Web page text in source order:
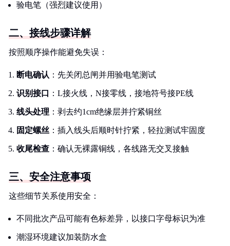
验电笔（强烈建议使用）
二、接线步骤详解
按照顺序操作能避免失误：
断电确认 ：先关闭总闸并用验电笔测试
识别接口 ：L接火线，N接零线，接地符号接PE线
线头处理 ：剥去约1cm绝缘层并拧紧铜丝
固定螺丝 ：插入线头后顺时针拧紧，轻拉测试牢固度
收尾检查 ：确认无裸露铜线，各线路无交叉接触
三、安全注意事项
这些细节关系使用安全：
不同批次产品可能有色标差异，以接口字母标识为准
潮湿环境建议加装防水盒